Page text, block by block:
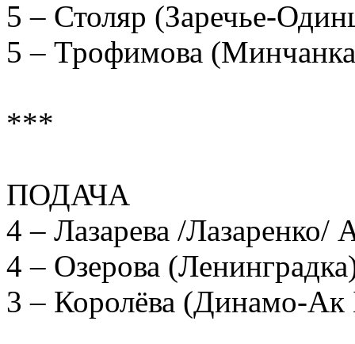
5 – Столяр (Заречье-
5 – Трофимова
***
ПОДАЧА
4 – Лазарева /
4 – Озерова
3 – Королёва (Динамо-Ак